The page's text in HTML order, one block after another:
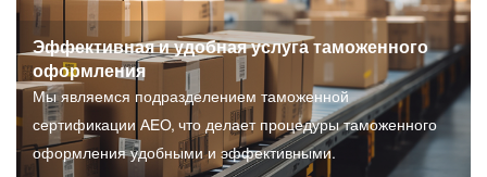
Эффективная и удобная услуга таможенного
оформления
Мы являемся подразделением таможенной
сертификации AEO, что делает процедуры таможенного
оформления удобными и эффективными.